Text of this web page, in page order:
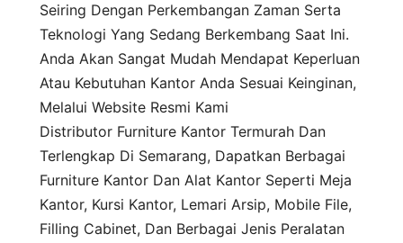
Seiring Dengan Perkembangan Zaman Serta
Teknologi Yang Sedang Berkembang Saat Ini.
Anda Akan Sangat Mudah Mendapat Keperluan
Atau Kebutuhan Kantor Anda Sesuai Keinginan,
Melalui Website Resmi Kami
Distributor Furniture Kantor Termurah Dan
Terlengkap Di Semarang, Dapatkan Berbagai
Furniture Kantor Dan Alat Kantor Seperti Meja
Kantor, Kursi Kantor, Lemari Arsip, Mobile File,
Filling Cabinet, Dan Berbagai Jenis Peralatan